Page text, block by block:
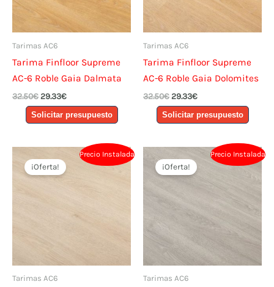
Tarimas AC6
Tarima Finfloor Supreme
AC-6 Roble Gaia Dalmata
32.50€ El
precio
original
29.33€El
precio
actual
Solicitar presupuesto
Tarimas AC6
Tarima Finfloor Supreme
AC-6 Roble Gaia Dolomites
32.50€ El
precio
original
29.33€El
precio
actual
Solicitar presupuesto
Precio Instalada
¡Oferta!
Tarimas AC6
Precio Instalada
¡Oferta!
Tarimas AC6